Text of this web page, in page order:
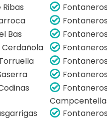
Bas
Cerdañola